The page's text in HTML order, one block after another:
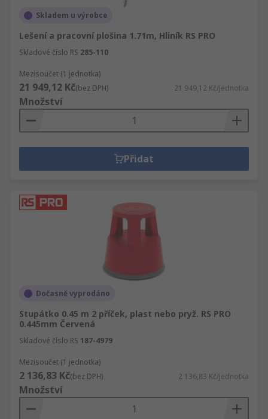
Skladem u výrobce
Lešení a pracovní plošina 1.71m, Hliník RS PRO
Skladové číslo RS 285-110
Mezisoučet (1 jednotka)
21 949,12 Kč(bez DPH) 21 949,12 Kč/jednotka
Množství
Přidat
Dočasně vyprodáno
Stupátko 0.45 m 2 příček, plast nebo pryž. RS PRO
0.445mm Červená
Skladové číslo RS 187-4979
Mezisoučet (1 jednotka)
2 136,83 Kč(bez DPH) 2 136,83 Kč/jednotka
Množství